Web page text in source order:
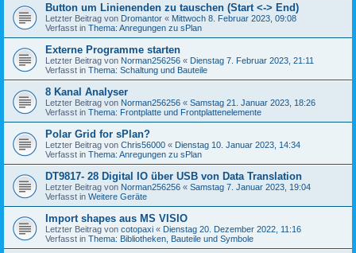
Button um Linienenden zu tauschen (Start <-> End)
Letzter Beitrag von Dromantor « Mittwoch 8. Februar 2023, 09:08
Verfasst in Thema: Anregungen zu sPlan
Externe Programme starten
Letzter Beitrag von Norman256256 « Dienstag 7. Februar 2023, 21:11
Verfasst in Thema: Schaltung und Bauteile
8 Kanal Analyser
Letzter Beitrag von Norman256256 « Samstag 21. Januar 2023, 18:26
Verfasst in Thema: Frontplatte und Frontplattenelemente
Polar Grid for sPlan?
Letzter Beitrag von Chris56000 « Dienstag 10. Januar 2023, 14:34
Verfasst in Thema: Anregungen zu sPlan
DT9817- 28 Digital IO über USB von Data Translation
Letzter Beitrag von Norman256256 « Samstag 7. Januar 2023, 19:04
Verfasst in Weitere Geräte
Import shapes aus MS VISIO
Letzter Beitrag von cotopaxi « Dienstag 20. Dezember 2022, 11:16
Verfasst in Thema: Bibliotheken, Bauteile und Symbole